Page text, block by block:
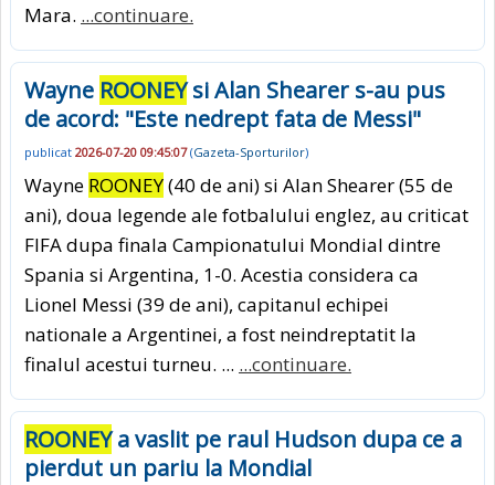
Mara. ...continuare.
Wayne ROONEYsi Alan Shearer s-au pus
de acord: "Este nedrept fata de Messi"
publicat 2026-07-20 09:45:07(Gazeta-Sporturilor)
Wayne ROONEY(40 de ani) si Alan Shearer (55 de
ani), doua legende ale fotbalului englez, au criticat
FIFA dupa finala Campionatului Mondial dintre
Spania si Argentina, 1-0. Acestia considera ca
Lionel Messi (39 de ani), capitanul echipei
nationale a Argentinei, a fost neindreptatit la
finalul acestui turneu. ... ...continuare.
ROONEYa vaslit pe raul Hudson dupa ce a
pierdut un pariu la Mondial